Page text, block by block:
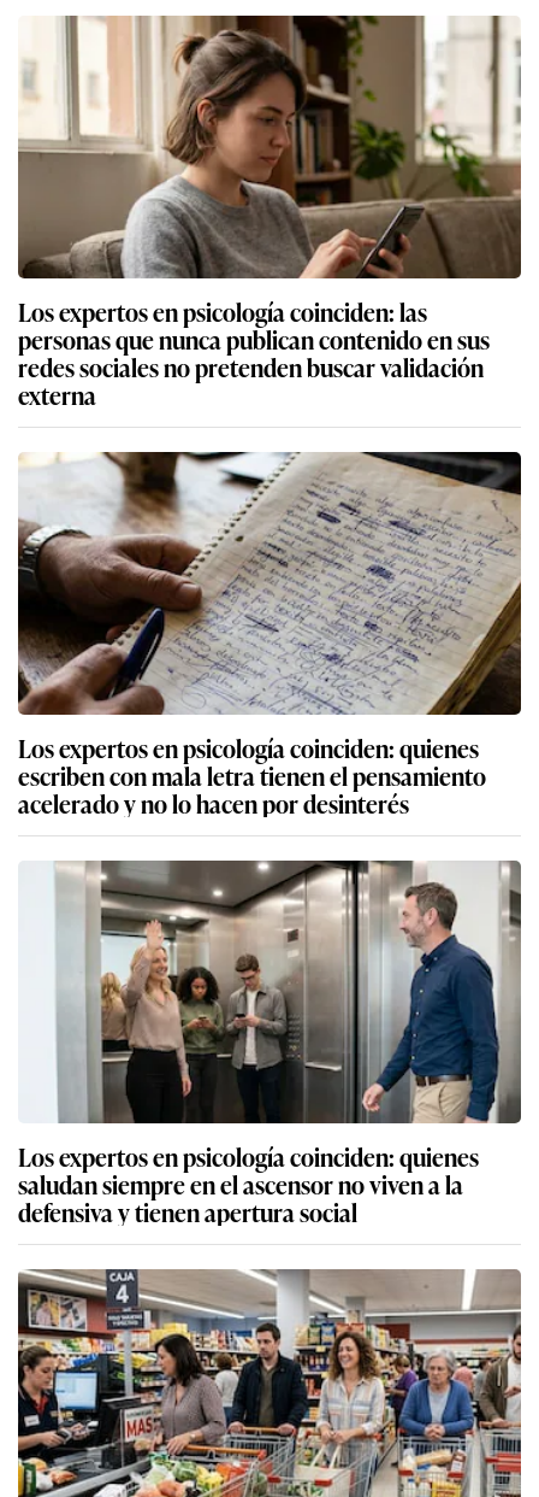
Los expertos en psicología coinciden: las
personas que nunca publican contenido en sus
redes sociales no pretenden buscar validación
externa
Los expertos en psicología coinciden: quienes
escriben con mala letra tienen el pensamiento
acelerado y no lo hacen por desinterés
Los expertos en psicología coinciden: quienes
saludan siempre en el ascensor no viven a la
defensiva y tienen apertura social